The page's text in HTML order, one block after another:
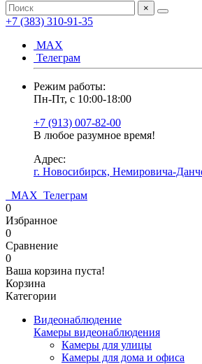
×
+7 (383) 310-91-35
МАХ
Телеграм
Режим работы:
Пн-Пт, с 10:00-18:00
+7 (913) 007-82-00
В любое разумное время!
Адрес:
г. Новосибирск, Немировича-
МАХ Телеграм
0
Избранное
0
Сравнение
0
Ваша корзина пуста!
Корзина
Категории
Видеонаблюдение
Камеры видеонаблюдения
Камеры для улицы
Камеры для дома и офиса